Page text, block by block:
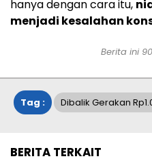
hanya dengan cara itu,
menjadi kesalahan
Berita ini 90
Tag : Dibalik Gerakan
BERITA TERKAIT